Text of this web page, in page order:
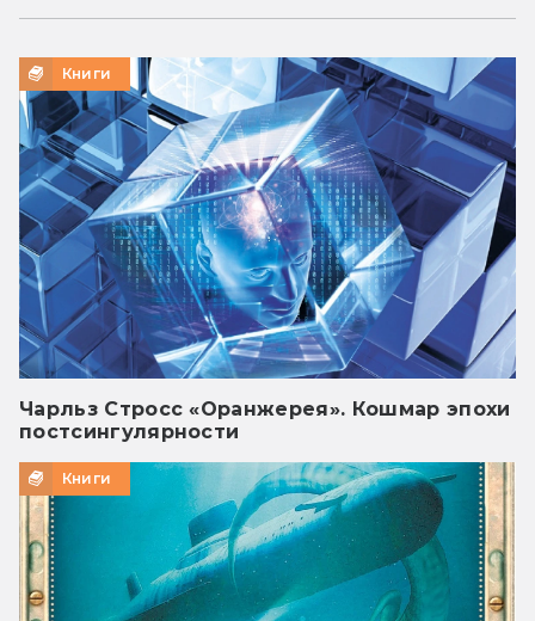
Книги
Чарльз Стросс «Оранжерея». Кошмар эпохи
постсингулярности
Книги